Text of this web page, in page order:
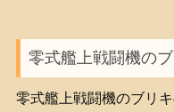
零式艦上戦闘機の
零式艦上戦闘機のブリ